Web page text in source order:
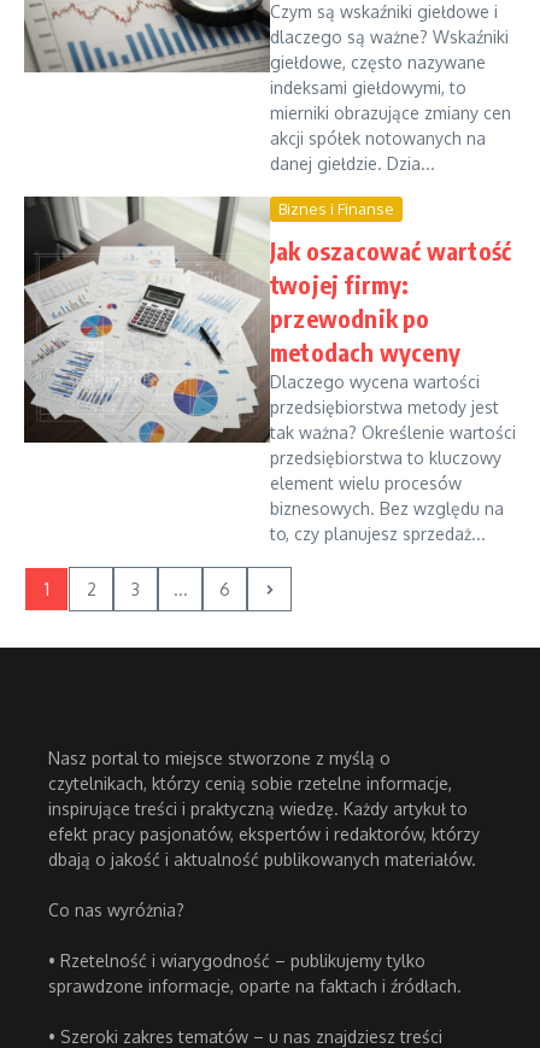
Czym są wskaźniki giełdowe i
dlaczego są ważne? Wskaźniki
giełdowe, często nazywane
indeksami giełdowymi, to
mierniki obrazujące zmiany cen
akcji spółek notowanych na
danej giełdzie. Dzia...
Biznes i Finanse
Jak oszacować wartość
twojej firmy:
przewodnik po
metodach wyceny
Dlaczego wycena wartości
przedsiębiorstwa metody jest
tak ważna? Określenie wartości
przedsiębiorstwa to kluczowy
element wielu procesów
biznesowych. Bez względu na
to, czy planujesz sprzedaż...
1 2 3 ... 6
Nasz portal to miejsce stworzone z myślą o
czytelnikach, którzy cenią sobie rzetelne informacje,
inspirujące treści i praktyczną wiedzę. Każdy artykuł to
efekt pracy pasjonatów, ekspertów i redaktorów, którzy
dbają o jakość i aktualność publikowanych materiałów.
Co nas wyróżnia?
• Rzetelność i wiarygodność – publikujemy tylko
sprawdzone informacje, oparte na faktach i źródłach.
• Szeroki zakres tematów – u nas znajdziesz treści